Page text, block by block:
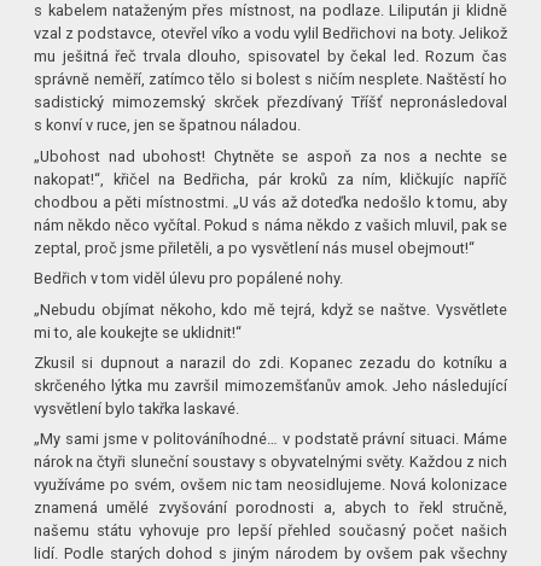
s kabelem nataženým přes místnost, na podlaze. Lilipután ji klidně
vzal z podstavce, otevřel víko a vodu vylil Bedřichovi na boty. Jelikož
mu ješitná řeč trvala dlouho, spisovatel by čekal led. Rozum čas
správně neměří, zatímco tělo si bolest s ničím nesplete. Naštěstí ho
sadistický mimozemský skrček přezdívaný Tříšť nepronásledoval
s konví v ruce, jen se špatnou náladou.
„Ubohost nad ubohost! Chytněte se aspoň za nos a nechte se
nakopat!“, křičel na Bedřicha, pár kroků za ním, kličkujíc napříč
chodbou a pěti místnostmi. „U vás až doteďka nedošlo k tomu, aby
nám někdo něco vyčítal. Pokud s náma někdo z vašich mluvil, pak se
zeptal, proč jsme přiletěli, a po vysvětlení nás musel obejmout!“
Bedřich v tom viděl úlevu pro popálené nohy.
„Nebudu objímat někoho, kdo mě tejrá, když se naštve. Vysvětlete
mi to, ale koukejte se uklidnit!“
Zkusil si dupnout a narazil do zdi. Kopanec zezadu do kotníku a
skrčeného lýtka mu završil mimozemšťanův amok. Jeho následující
vysvětlení bylo takřka laskavé.
„My sami jsme v politováníhodné… v podstatě právní situaci. Máme
nárok na čtyři sluneční soustavy s obyvatelnými světy. Každou z nich
využíváme po svém, ovšem nic tam neosidlujeme. Nová kolonizace
znamená umělé zvyšování porodnosti a, abych to řekl stručně,
našemu státu vyhovuje pro lepší přehled současný počet našich
lidí. Podle starých dohod s jiným národem by ovšem pak všechny